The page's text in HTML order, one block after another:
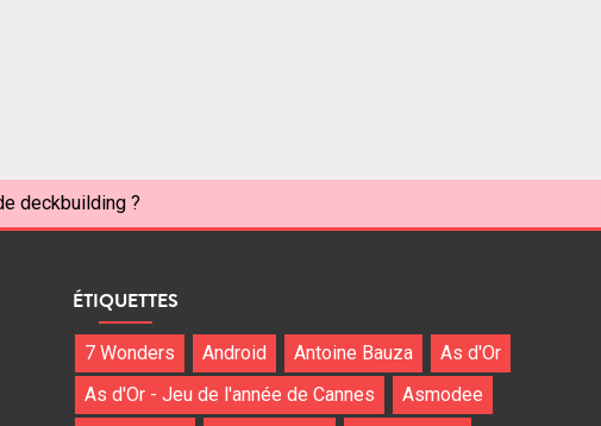
deckbuilding ?
ÉTIQUETTES
7 Wonders Android Antoine Bauza
As d'Or
As d'Or - Jeu de l'année de Cannes
Asmodee